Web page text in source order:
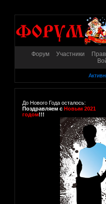
Форум Участники
До Нового Года осталось:
Поздравляем с Новым 2021
годом!!!